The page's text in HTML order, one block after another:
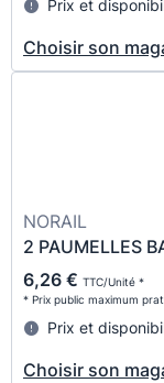
Prix et
Choisir son
NORAIL
2 PAUMELLES
6,26 € TTC/Unité *
* Prix public maximum
Prix et
Choisir son